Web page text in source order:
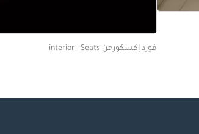
فورد إكسكورجن interior - Seats